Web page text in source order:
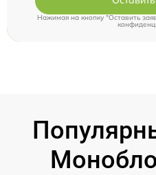
Нажимая на кнопку "Оставить